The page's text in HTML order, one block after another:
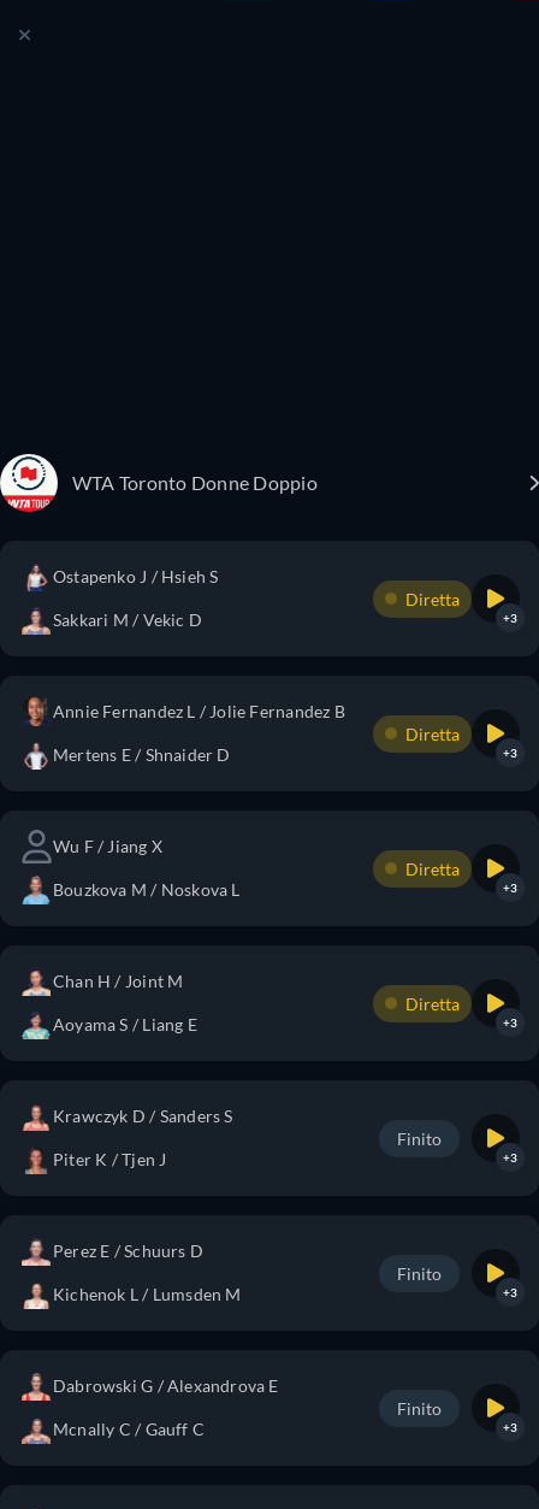
WTA Toronto Donne Doppio
Ostapenko J / Hsieh S
Sakkari M / Vekic D
Diretta
+3
Annie Fernandez L / Jolie Fernandez B
Mertens E / Shnaider D
Diretta
+3
Wu F / Jiang X
Bouzkova M / Noskova L
Diretta
+3
Chan H / Joint M
Aoyama S / Liang E
Diretta
+3
Krawczyk D / Sanders S
Piter K / Tjen J
Finito
+3
Perez E / Schuurs D
Kichenok L / Lumsden M
Finito
+3
Dabrowski G / Alexandrova E
Mcnally C / Gauff C
Finito
+3